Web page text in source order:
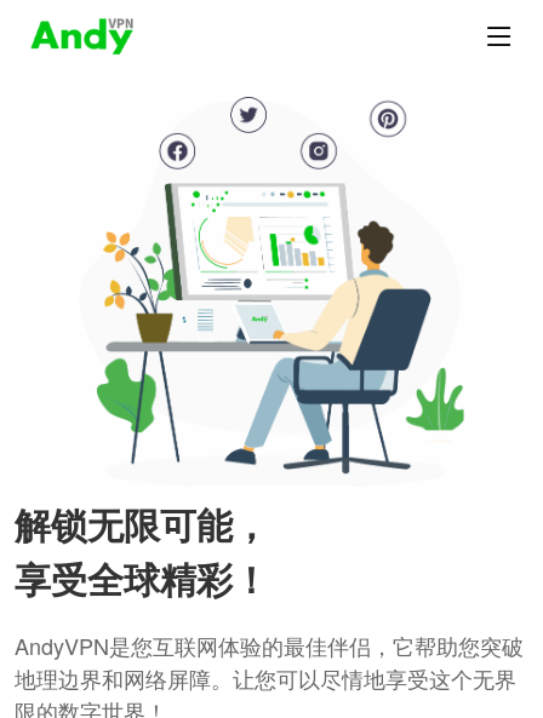
解锁无限可能，
享受全球精彩！
AndyVPN是您互联网体验的最佳伴侣，它帮助您突破
地理边界和网络屏障。让您可以尽情地享受这个无界
限的数字世界！